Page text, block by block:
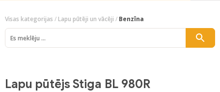
Visas kategorijas / Lapu pūtēji un vācēji / Benzīna
Lapu pūtējs Stiga BL 980R